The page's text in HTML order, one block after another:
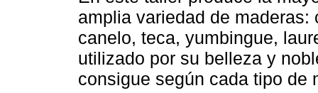
amplia variedad de
canelo, teca, yumbingue,
utilizado por su belleza y
consigue según cada tipo de